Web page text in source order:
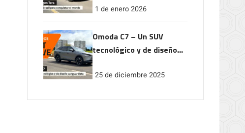
1 de enero 2026
Omoda C7 – Un SUV
tecnológico y de diseño
25 de diciembre 2025